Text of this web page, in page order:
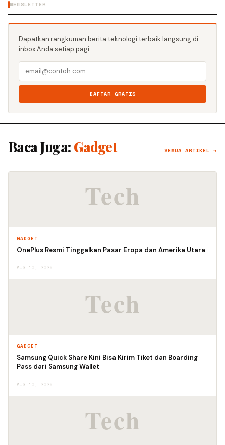
NEWSLETTER
Dapatkan rangkuman berita teknologi terbaik langsung di
inbox Anda setiap pagi.
DAFTAR GRATIS
Baca Juga: Gadget SEMUA ARTIKEL →
GADGET
OnePlus Resmi Tinggalkan Pasar Eropa dan Amerika Utara
AUG 10, 2026
GADGET
Samsung Quick Share Kini Bisa Kirim Tiket dan Boarding
Pass dari Samsung Wallet
AUG 10, 2026